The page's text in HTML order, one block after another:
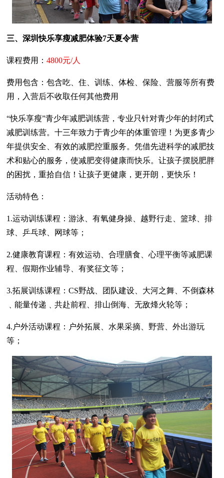
三、深圳快乐享瘦减肥体验7天夏令营
课程费用：4800元/人
费用包含：包含吃、住、训练、体检、保险、营服等所有费
用，入营后不收取任何其他费用
“快乐享瘦”青少年减肥训练营，专业只针对青少年的封闭式
减肥训练营。十三年致力于青少年的体重管理！为更多青少
年提供安全、有效的减肥控重服务。凭借先进科学的减肥技
术和贴心的服务，使减肥变得健康而快乐。让孩子摆脱肥胖
的困扰，重拾自信！让孩子更健康，更开朗，更快乐！
活动特色：
1.运动训练课程：游泳、有氧健身操、越野行走、篮球、排
球、乒乓球、网球等；
2.健康教育课程：有效运动、合理膳食、心理平衡等减肥课
程、假期作业辅导、有奖征文等；
3.拓展训练课程：CS野战、团队建设、大河之舞、不倒森林
﹑能量传递﹑共赴前程、排山倒海、无敌烽火轮等；
4.户外活动课程：户外拓展、水果采摘、野营、外出游玩
等；